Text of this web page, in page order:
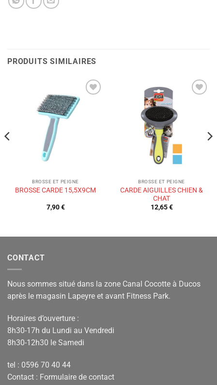
PRODUITS SIMILAIRES
Ajouter
BROSSE ET PEIGNE
BROSSE CARDE 15,5X9CM
7,90€
BROSSE ET PEIGNE
CARDE AIGUILLES CHIEN &
CHAT
12,65€
CONTACT
Nous sommes situé dans la zone Canal Cocotte à Ducos
après le magasin Lapeyre et avant Fitness Park.
Horaires d’ouverture :
8h30-17h du Lundi au Vendredi
8h30-12h30 le Samedi
tel : 0596 70 40 44
Contact : Formulaire de contact